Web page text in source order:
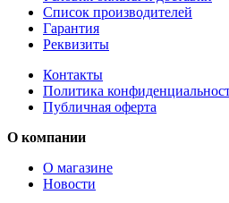
Список производителей
Гарантия
Реквизиты
Контакты
Политика
Публичная оферта
О компании
О магазине
Новости